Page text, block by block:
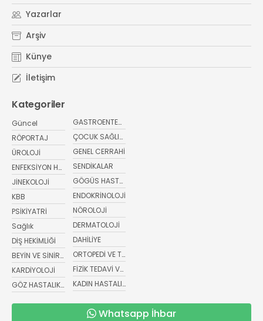
# yaz ayları kritik öneri
Yazarlar
Arşiv
Künye
İletişim
Kategoriler
Güncel
RÖPORTAJ
ÜROLOJİ
ENFEKSİYON HASTALIKLARI
JİNEKOLOJİ
KBB
PSİKİYATRİ
Sağlık
DİŞ HEKİMLİĞİ
BEYİN VE SİNİR CERRAHİSİ
KARDİYOLOJİ
GÖZ HASTALIKLARI
GASTROENTEROLOJİ
ÇOCUK SAĞLIĞI VE HASTALIKLARI
GENEL CERRAHİ
SENDİKALAR
GÖGÜS HASTALIKLARI
ENDOKRİNOLOJİ
NÖROLOJİ
DERMATOLOJİ
DAHİLİYE
ORTOPEDİ VE TRAVMATOLOJİ
FİZİK TEDAVİ VE REHABİLİTASYON
KADIN HASTALIKLARI VE DOĞUM
Whatsapp İhbar